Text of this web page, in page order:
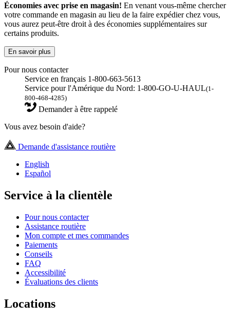
Économies avec prise en magasin! En venant vous-même chercher
votre commande en magasin au lieu de la faire expédier chez vous,
vous aurez peut-être droit à des économies supplémentaires sur
certains produits.
En savoir plus
Pour nous contacter
Service en français 1-800-663-5613
Service pour l'Amérique du Nord: 1-800-GO-U-HAUL(1-
800-468-4285)
Demander à être rappelé
Vous avez besoin d'aide?
Demande d'assistance routière
English
Español
Service à la clientèle
Pour nous contacter
Assistance routière
Mon compte et mes commandes
Paiements
Conseils
FAQ
Accessibilité
Évaluations des clients
Locations